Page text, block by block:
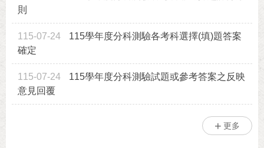
則
115-07-24
115學年度分科測驗各考科選擇(填)題答案
確定
115-07-24
115學年度分科測驗試題或參考答案之反映
意見回覆
更多